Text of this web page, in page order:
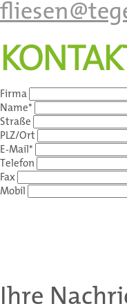
Firma
Name*
Straße
PLZ/Ort
E-Mail*
Telefon
Fax
Mobil
Ihre